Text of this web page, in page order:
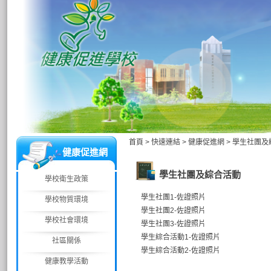
健康促進網
學校衛生政策
學校物質環境
學校社會環境
社區關係
健康教學活動
首頁 > 快速連結 > 健康促進網 > 學生社團及
學生社團及綜合活動
學生社團1-佐證照片
學生社團2-佐證照片
學生社團3-佐證照片
學生綜合活動1-佐證照片
學生綜合活動2-佐證照片